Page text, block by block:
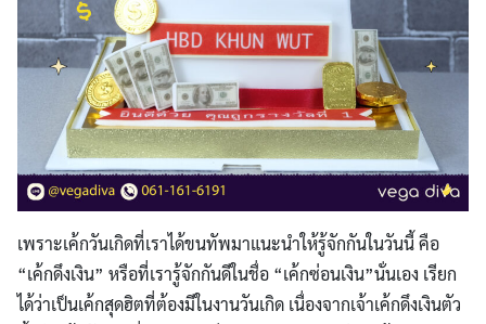
เพราะเค้กวันเกิดที่เราได้ขนทัพมาแนะนำให้รู้จักกันในวันนี้ คือ
“เค้กดึงเงิน” หรือที่เรารู้จักกันดีในชื่อ “เค้กซ่อนเงิน”นั่นเอง เรียก
ได้ว่าเป็นเค้กสุดฮิตที่ต้องมีในงานวันเกิด เนื่องจากเจ้าเค้กดึงเงินตัว